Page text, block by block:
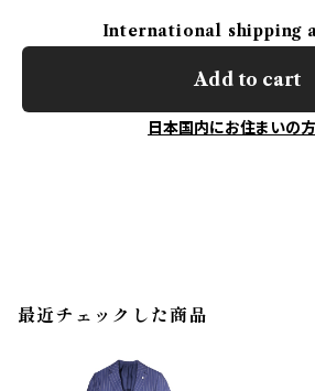
International shipping
Add to cart
日本国内にお住まいの
最近チェックした商品